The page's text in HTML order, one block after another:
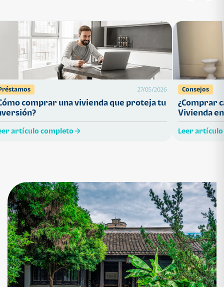
27/05/2026
comprar una vivienda que proteja tu
artículo completo
Consejos
¿Comprar
Vivienda
Leer